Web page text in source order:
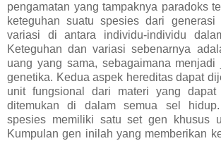
pengamatan yang tampaknya paradoks
keteguhan suatu spesies dari
variasi di antara individu-individu
Keteguhan dan variasi sebenarnya
uang yang sama, sebagaimana
genetika. Kedua aspek hereditas dapat
unit fungsional dari materi yang dapat
ditemukan di dalam semua sel
spesies memiliki satu set gen khusus
Kumpulan gen inilah yang memberikan